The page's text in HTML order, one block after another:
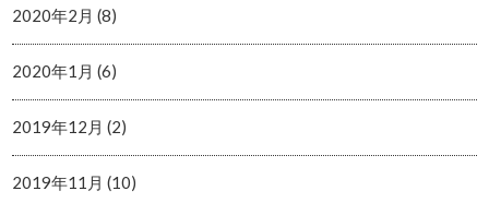
2020年2月 (8)
2020年1月 (6)
2019年12月 (2)
2019年11月 (10)